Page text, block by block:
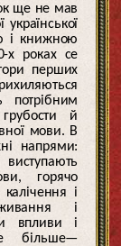
ще не мав
і книжною
х роках се
перших
й
мови. В
напрями:
горячо
і
і
впливи і
більше—